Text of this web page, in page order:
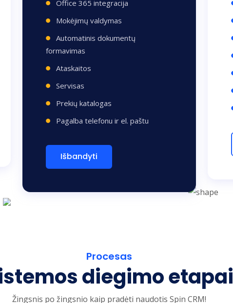
Office 365 integracija
Mokėjimų valdymas
Automatinis dokumentų
formavimas
Ataskaitos
Servisas
Prekių katalogas
Pagalba telefonu ir el. paštu
Išbandyti
Procesas
diegimo etapai
Žingsnis po žingsnio kaip pradėti naudotis Spin CRM!